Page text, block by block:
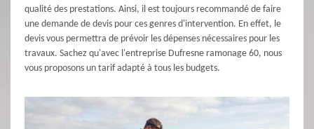
qualité des prestations. Ainsi, il est toujours recommandé de faire
une demande de devis pour ces genres d'intervention. En effet, le
devis vous permettra de prévoir les dépenses nécessaires pour les
travaux. Sachez qu'avec l'entreprise Dufresne ramonage 60, nous
vous proposons un tarif adapté à tous les budgets.